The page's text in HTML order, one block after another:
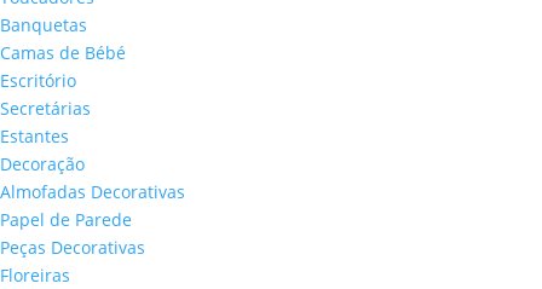
Banquetas
Camas de Bébé
Escritório
Secretárias
Estantes
Decoração
Almofadas Decorativas
Papel de Parede
Peças Decorativas
Floreiras